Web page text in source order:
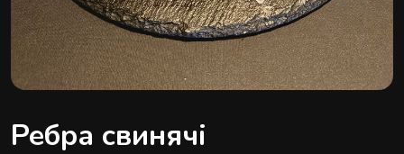
Ребра свинячі